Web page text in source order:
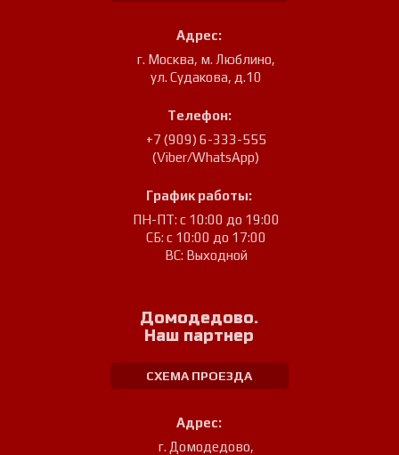
Адрес:
г. Москва, м. Люблино,
ул. Судакова, д.10
Телефон:
+7 (909) 6-333-555
(Viber/WhatsApp)
График работы:
ПН-ПТ: с 10:00 до 19:00
СБ: с 10:00 до 17:00
ВС: Выходной
Домодедово.
Наш партнер
СХЕМА ПРОЕЗДА
Адрес:
г. Домодедово,